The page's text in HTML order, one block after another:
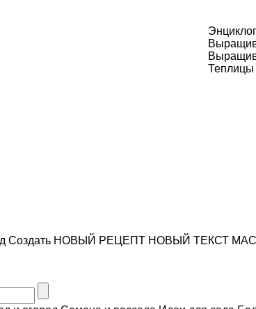
Теплицы
Создать НОВЫЙ РЕЦЕПТ НОВЫЙ ТЕКСТ